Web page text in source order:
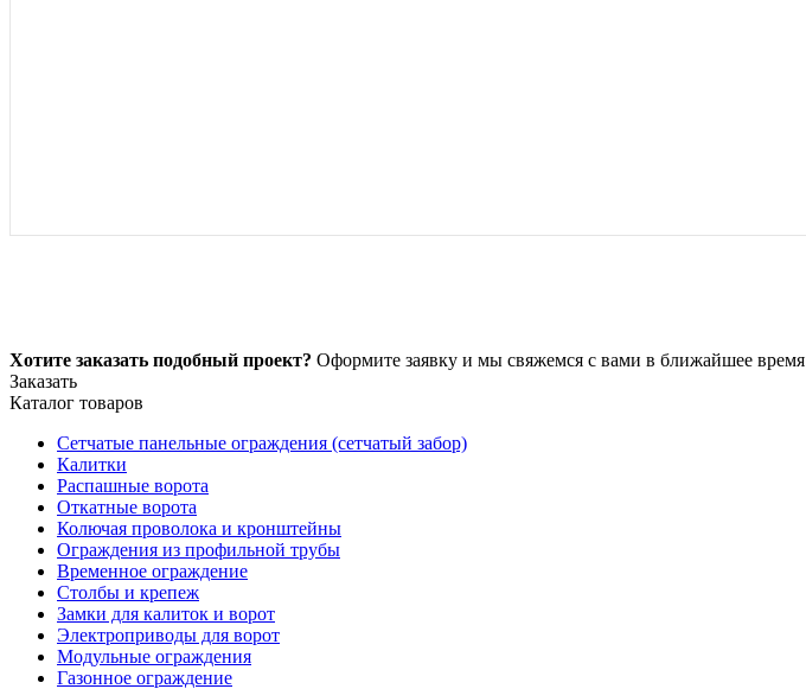
Хотите заказать подобный проект? Оформите заявку и мы свяжемся с вами в ближайшее время
Заказать
Каталог товаров
Сетчатые панельные ограждения (сетчатый забор)
Калитки
Распашные ворота
Откатные ворота
Колючая проволока и кронштейны
Ограждения из профильной трубы
Временное ограждение
Столбы и крепеж
Замки для калиток и ворот
Электроприводы для ворот
Модульные ограждения
Газонное ограждение